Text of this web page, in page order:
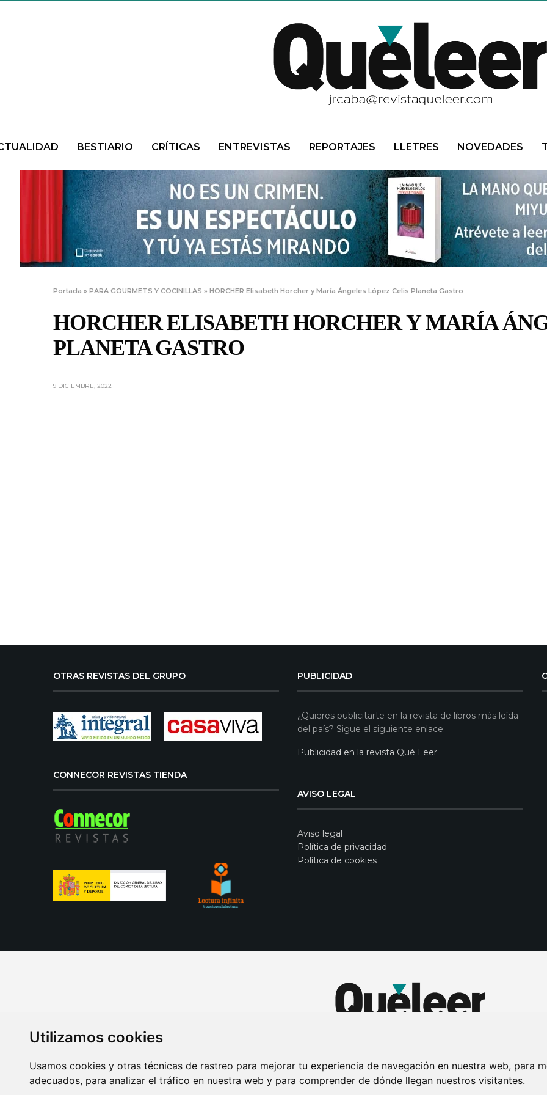
Utilizamos cookies
Usamos cookies y otras técnicas de rastreo para mejorar tu experiencia de navegación en nuestra web, para
adecuados, para analizar el tráfico en nuestra web y para comprender de dónde llegan nuestros visitantes.
BESTIARIO CRÍTICAS ENTREVISTAS REPORTAJES LLETRES NOVEDADES
Portada »PARA GOURMETS Y COCINILLAS »HORCHER Elisabeth Horcher y María Ángeles López Celis Planeta Gastro
HORCHER ELISABETH HORCHER Y MARÍA
PLANETA GASTRO
9 DICIEMBRE, 2022
OTRAS REVISTAS DEL GRUPO
CONNECOR REVISTAS TIENDA
PUBLICIDAD
¿Quieres publicitarte en la revista de libros más leída
del país? Sigue el siguiente enlace:
Publicidad en la revista Qué Leer
AVISO LEGAL
Aviso legal
Política de privacidad
Política de cookies
AVISO LEGAL POLITICA DE COOKIES POLITICA DE PRIVACIDAD PUBLICIDAD EN LA REVISTA QUÉ LEER SORTEO-